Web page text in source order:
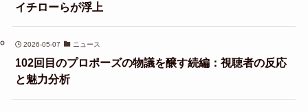
イチローらが浮上
2026-05-07 ニュース
102回目のプロポーズの物議を醸す続編：視聴者の反応
と魅力分析